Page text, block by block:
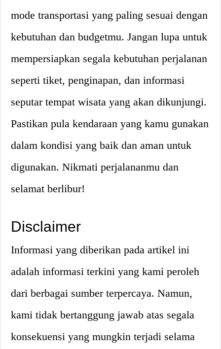
mode transportasi yang paling sesuai dengan
kebutuhan dan budgetmu. Jangan lupa untuk
mempersiapkan segala kebutuhan perjalanan
seperti tiket, penginapan, dan informasi
seputar tempat wisata yang akan dikunjungi.
Pastikan pula kendaraan yang kamu gunakan
dalam kondisi yang baik dan aman untuk
digunakan. Nikmati perjalananmu dan
selamat berlibur!
Disclaimer
Informasi yang diberikan pada artikel ini
adalah informasi terkini yang kami peroleh
dari berbagai sumber terpercaya. Namun,
kami tidak bertanggung jawab atas segala
konsekuensi yang mungkin terjadi selama